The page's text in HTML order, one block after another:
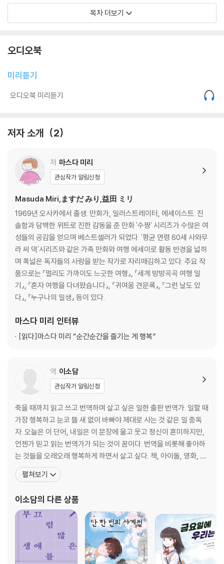
2017년부터 2022년까지 집필한 이 책은 갓 상경한 20대 시절을 돌아보
는 1장과 코로나 팬데믹 즈음을 그린 2장(어쩔 수 없는 고립감, 그럼에도
스다 미리만의 담백하면서도 경쾌한 울림이 매력적인 이 책에는 처음 상경
에서 살면서 이제는 지금 이곳이 더 익숙하고 편안해진 50대까지의 모습
이 자연스럽게 녹아들어 있다.
든 해내야 직성이 풀리는 마스다 미리의 상경과 독립, 그리고 28년여의 혼
자 살이 이야기를 읽다 보면 지금 인생의 어느 시점을 지나고 있든 한 조각
한밤중의 사건
신기한 편집부
피팅룸에서
클럽에 가다
한밤의 햄버거 가게
헤어짐
2. 도쿄 허둥지둥족
·2019년
유성 구경
A형 독감입니다
내가 제일 하고 싶은 것
학생수첩
도쿄 허둥지둥족
마들렌, 좋아해요?
적당히 하기 연습
모스라
나이트 가드
레이와 시대의 선풍기
보헤미안 랩소디
어울리는 음식 조합
곤란할 때는
지갑을 사기 좋은 날
밤새우기 좋아하는 사람
·2020년
재미있게 말하는 사람
매화를 보다
골목의 이름
아마릴리스
빵 굽는 기계
내 몸을 잣대로
목차 더보기
오디오북
미리듣기
오디오북 미리듣기
저자 소개 2
저 마스다 미리
관심작가 알림신청
Masuda Miri,ますだ みり,益田 ミリ
1969년 오사카에서 출생. 만화가, 일러스트레이터, 에세이스트. 진
솔함과 담백한 위트로 진한 감동을 준 만화 '수짱' 시리즈가 수많은 여
성들의 공감을 얻으며 베스트셀러가 되었다. '평균 연령 60세 사와무
라 씨 댁'시리즈와 같은 가족 만화와 여행 에세이로 활동 반경을 넓히
며 폭넓은 독자들의 사랑을 받는 작가로 자리매김하고 있다. 주요 작
품으로는 『멀리도 가까이도 느긋한 여행』, 『세계 방방곡곡 여행 일
기』, 『혼자 여행을 다녀왔습니다』, 『귀여움 견문록』, 『그런 날도 있
다』, 『누구나의 일생』 등이 있다.
마스다 미리 인터뷰
[읽다]마스다 미리 “순간순간을 즐기는 게 행복”
역 이소담
관심작가 알림신청
죽을 때까지 읽고 쓰고 번역하며 살고 싶은 일한 출판 번역가. 일할 때
가장 행복하고 눈코 뜰 새 없이 바빠야 제대로 사는 것 같은 일 중독
자. 오늘은 이 단어, 내일은 이 문장에 울고 웃고 정신이 혼미하지만,
언젠가 믿고 읽는 번역가가 되는 것이 꿈이다. 번역을 비롯해 좋아하
는 것들을 오래오래 행복하게 하면서 살고 싶다. 책, 아이돌, 영화, 뜨
개 등 그때그때 꽂힌 것을 내 속도에 맞춰 여유롭게 즐기는 중이다.
《양과 강철의 숲》, 《카프네》, 《프라이즈》, 《소녀 동지여 적을 쏴라》,
등을 비
펼쳐보기
이소담의 다른 상품